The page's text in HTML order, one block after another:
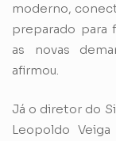
moderno,
preparado para
as novas
afirmou.
Já o diretor do
Leopoldo